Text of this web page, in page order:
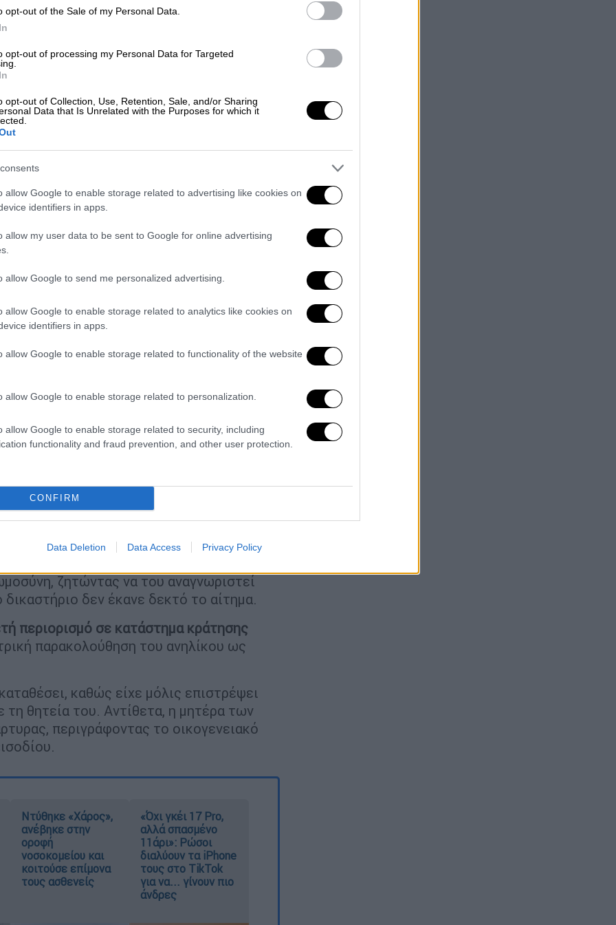
opt-out of the Sale of my Personal Data.
opt-out of processing my Personal Data for Targeted
opt-out of Collection, Use, Retention, Sale, and/or Sharing
Data that Is Unrelated with the Purposes for which it
allow Google to enable storage related to advertising like cookies on
identifiers in apps.
allow my user data to be sent to Google for online advertising
allow Google to send me personalized advertising.
allow Google to enable storage related to analytics like cookies on
identifiers in apps.
allow Google to enable storage related to functionality of the website
allow Google to enable storage related to personalization.
allow Google to enable storage related to security, including
functionality and fraud prevention, and other user protection.
CONFIRM
Data Deletion Data Access Privacy Policy
της οικογένειας στηΝεάπολη
με τη μητέρα και την 18χρονη
βρίσκονταν μόνοι στο σπίτι, όταν
επικίνδυνα. Ο 16χρονος άρπαξε
του στον θώρακα και στο πόδι.
Στα άκρα η κόντρα με το υπουργείο
απεργίας ως παράνομης
- Οι ημερομηνίες και τα
υπηρετούσε τη στρατιωτική του
σε σοβαρή κατάσταση, ενώ ο δράστης
σύλληψή του φέρεται να αντιστάθηκε, με
για απόπειρα ανθρωποκτονίας,
και γιαβία κατά υπαλλήλων.
των θυρών. Ο16χρονος
τον αδελφό του. Σύμφωνα με
φραστικό επεισόδιο που οδήγησε
επιχείρησε να επικαλεστεί ψυχική νόσο
ζητώντας να του αναγνωριστεί
δεν έκανε δεκτό το αίτημα.
περιορισμό σε κατάστημα κράτησης
παρακολούθηση του ανηλίκου ως
καθώς είχε μόλις επιστρέψει
θητεία του. Αντίθετα, η μητέρα των
περιγράφοντας το οικογενειακό
Ντύθηκε «Χάρος»,
ανέβηκε στην
οροφή
νοσοκομείου και
κοιτούσε επίμονα
τους ασθενείς
«Όχι γκέι 17 Pro,
αλλά σπασμένο
11άρι»: Ρώσοι
διαλύουν τα iPhone
τους στο TikTok
για να... γίνουν πιο
άνδρες